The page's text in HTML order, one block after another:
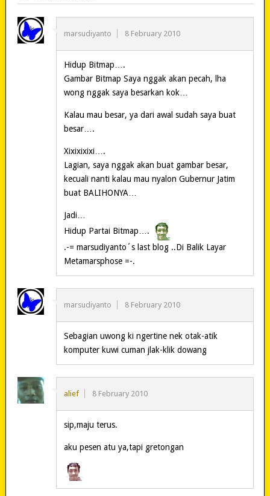
marsudiyanto 8 February 2010
Hidup Bitmap….
Gambar Bitmap Saya nggak akan pecah, lha
wong nggak saya besarkan kok…
Kalau mau besar, ya dari awal sudah saya buat
besar….
Xixixixixi….
Lagian, saya nggak akan buat gambar besar,
kecuali nanti kalau mau nyalon Gubernur Jatim
buat BALIHONYA…
Jadi…
Hidup Partai Bitmap….
.-= marsudiyanto´s last blog ..Di Balik Layar
Metamarsphose =-.
marsudiyanto 8 February 2010
Sebagian uwong ki ngertine nek otak-atik
komputer kuwi cuman jlak-klik dowang
alief 8 February 2010
sip,maju terus.
aku pesen atu ya,tapi gretongan